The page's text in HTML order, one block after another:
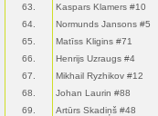
63.
Kaspars Klamers #10
64.
Normunds Jansons #5
65.
Matīss Kligins #71
66.
Henrijs Uzraugs #4
67.
Mikhail Ryzhikov #12
68.
Johan Laurin #88
69.
Artūrs Skadiņš #48